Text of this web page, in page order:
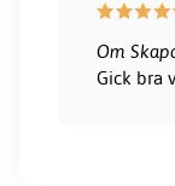
Om
Gick bra